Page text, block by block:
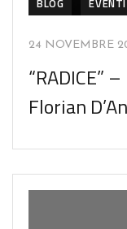
BLOG EVENTI
24 NOVEMBRE
“RADICE”
Florian